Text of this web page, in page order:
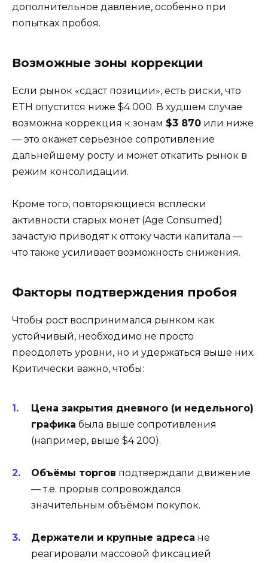
дополнительное давление, особенно при
попытках пробоя.
Возможные зоны коррекции
Если рынок «сдаст позиции», есть риски, что
ETH опустится ниже $4 000. В худшем случае
возможна коррекция к зонам $3 870 или ниже
— это окажет серьезное сопротивление
дальнейшему росту и может откатить рынок в
режим консолидации.
Кроме того, повторяющиеся всплески
активности старых монет (Age Consumed)
зачастую приводят к оттоку части капитала —
что также усиливает возможность снижения.
Факторы подтверждения пробоя
Чтобы рост воспринимался рынком как
устойчивый, необходимо не просто
преодолеть уровни, но и удержаться выше них.
Критически важно, чтобы:
Цена закрытия дневного (и недельного)
графика была выше сопротивления
(например, выше $4 200).
Объёмы торгов подтверждали движение
— т.е. прорыв сопровождался
значительным объёмом покупок.
Держатели и крупные адреса не
реагировали массовой фиксацией